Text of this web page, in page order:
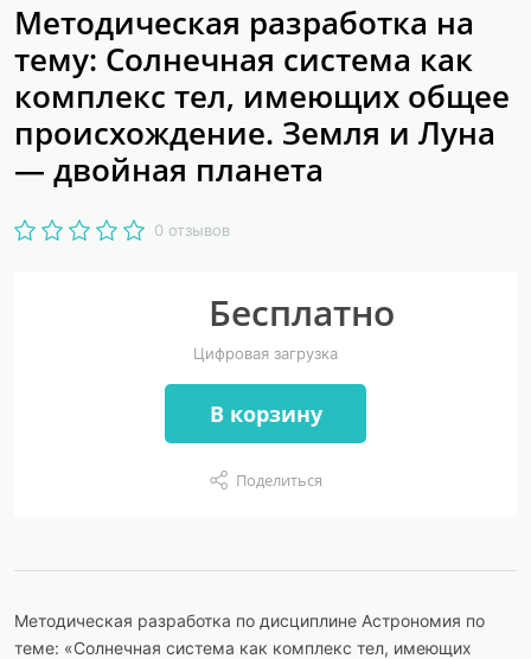
Методическая разработка на
тему: Солнечная система как
комплекс тел, имеющих общее
происхождение. Земля и Луна
— двойная планета
0 отзывов
Бесплатно
Цифровая загрузка
В корзину
Поделиться
Методическая разработка по дисциплине Астрономия по
теме: «Солнечная система как комплекс тел, имеющих